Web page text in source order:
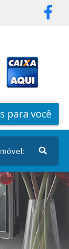
para você